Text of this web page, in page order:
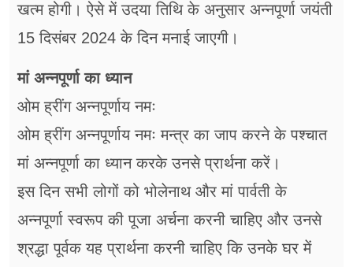
खत्म होगी। ऐसे में उदया तिथि के अनुसार अन्नपूर्णा जयंती
15 दिसंबर 2024 के दिन मनाई जाएगी।
मां अन्नपूर्णा का ध्यान
ओम ह्रींग अन्नपूर्णाय नमः
ओम ह्रींग अन्नपूर्णाय नमः मन्त्र का जाप करने के पश्चात
मां अन्नपूर्णा का ध्यान करके उनसे प्रार्थना करें।
इस दिन सभी लोगों को भोलेनाथ और मां पार्वती के
अन्नपूर्णा स्वरूप की पूजा अर्चना करनी चाहिए और उनसे
श्रद्धा पूर्वक यह प्रार्थना करनी चाहिए कि उनके घर में